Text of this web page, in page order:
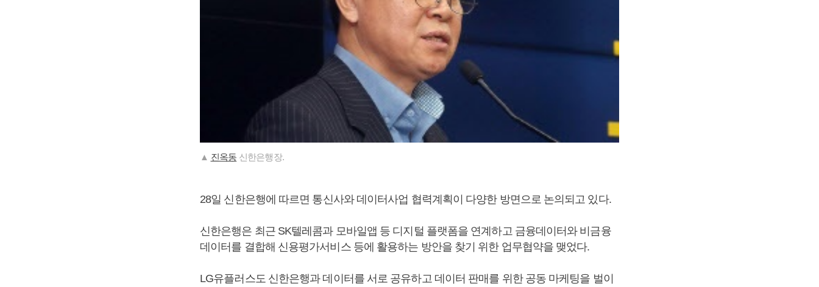
▲ 진옥동 신한은행장.
28일 신한은행에 따르면 통신사와 데이터사업 협력계획이 다양한 방면으로 논의되고 있다.
신한은행은 최근 SK텔레콤과 모바일앱 등 디지털 플랫폼을 연계하고 금융데이터와 비금융
데이터를 결합해 신용평가서비스 등에 활용하는 방안을 찾기 위한 업무협약을 맺었다.
LG유플러스도 신한은행과 데이터를 서로 공유하고 데이터 판매를 위한 공동 마케팅을 벌이